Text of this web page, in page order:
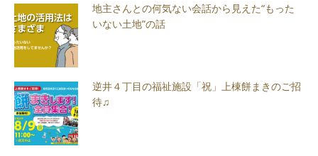
地主さんとの何気ない会話から見えた“もった
いない土地”の話
逆井４丁目の福祉施設「祝」上棟餅まきのご招
待♫